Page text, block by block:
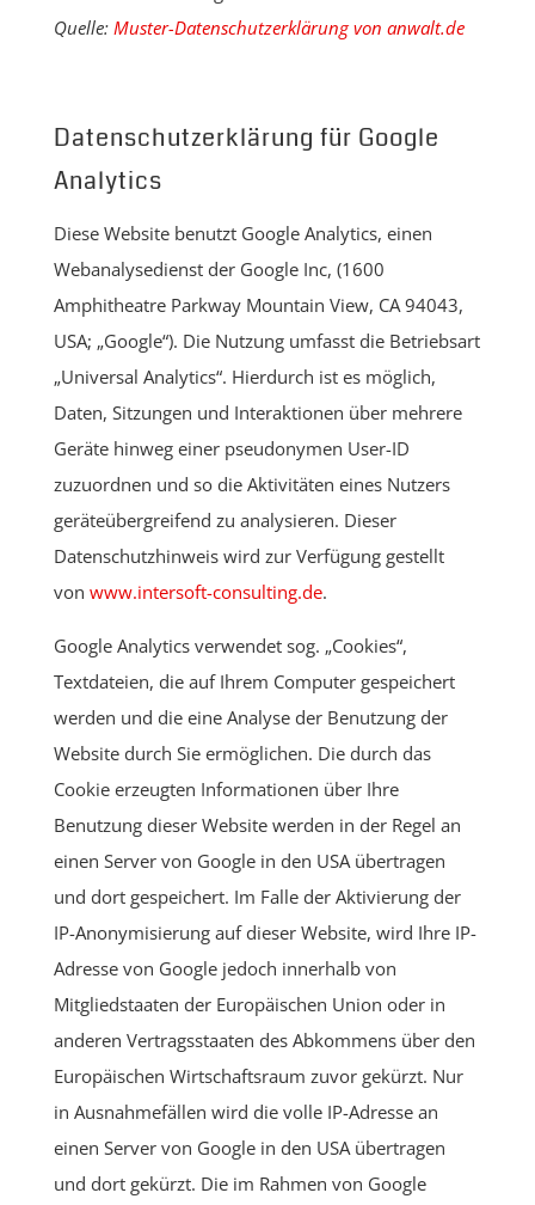
Quelle: Muster-Datenschutzerklärung von anwalt.de
Datenschutzerklärung für Google
Analytics
Diese Website benutzt Google Analytics, einen
Webanalysedienst der Google Inc, (1600
Amphitheatre Parkway Mountain View, CA 94043,
USA; „Google“). Die Nutzung umfasst die Betriebsart
„Universal Analytics“. Hierdurch ist es möglich,
Daten, Sitzungen und Interaktionen über mehrere
Geräte hinweg einer pseudonymen User-ID
zuzuordnen und so die Aktivitäten eines Nutzers
geräteübergreifend zu analysieren. Dieser
Datenschutzhinweis wird zur Verfügung gestellt
von www.intersoft-consulting.de.
Google Analytics verwendet sog. „Cookies“,
Textdateien, die auf Ihrem Computer gespeichert
werden und die eine Analyse der Benutzung der
Website durch Sie ermöglichen. Die durch das
Cookie erzeugten Informationen über Ihre
Benutzung dieser Website werden in der Regel an
einen Server von Google in den USA übertragen
und dort gespeichert. Im Falle der Aktivierung der
IP-Anonymisierung auf dieser Website, wird Ihre IP-
Adresse von Google jedoch innerhalb von
Mitgliedstaaten der Europäischen Union oder in
anderen Vertragsstaaten des Abkommens über den
Europäischen Wirtschaftsraum zuvor gekürzt. Nur
in Ausnahmefällen wird die volle IP-Adresse an
einen Server von Google in den USA übertragen
und dort gekürzt. Die im Rahmen von Google